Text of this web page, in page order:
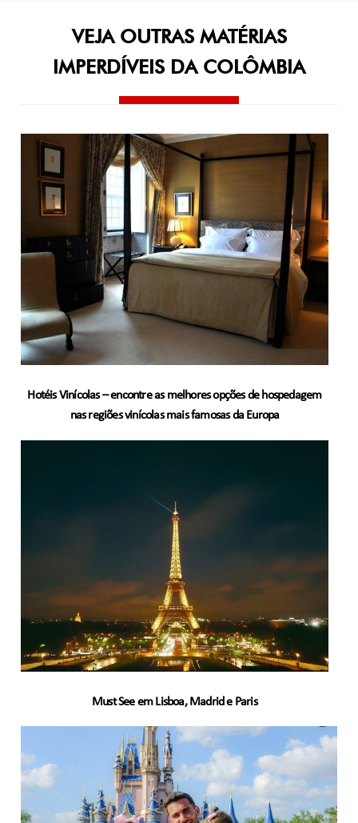
VEJA OUTRAS MATÉRIAS
IMPERDÍVEIS DA COLÔMBIA
Hotéis Vinícolas – encontre as melhores opções de hospedagem
nas regiões vinícolas mais famosas da Europa
Must See em Lisboa, Madrid e Paris